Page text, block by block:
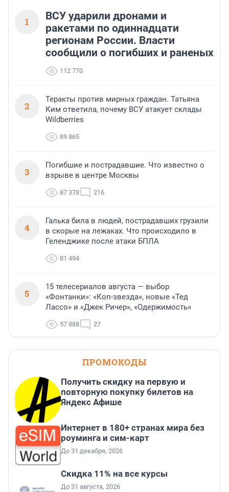
1
ВСУ ударили дронами и
ракетами по одиннадцати
регионам России. Власти
сообщили о погибших и раненых
112 770
2
Теракты против мирных граждан. Татьяна
Ким ответила, почему ВСУ атакует склады
Wildberries
89 865
3
Погибшие и пострадавшие. Что известно о
взрыве в центре Москвы
87 378 216
4
Галька била в людей, пострадавших грузили
в скорые на лежаках. Что происходило в
Геленджике после атаки БПЛА
81 494
5
15 телесериалов августа — выбор
«Фонтанки»: «Коп-звезда», новые «Тед
Лассо» и «Джек Ричер», «Одержимость»
57 888 27
ПРОМОКОДЫ
Получить скидку на первую и
повторную покупку билетов на
Яндекс Афише
Интернет в 180+ странах мира без
роуминга и сим-карт
До 31 декабря, 2026
Скидка 11% на все курсы
До 31 августа, 2026